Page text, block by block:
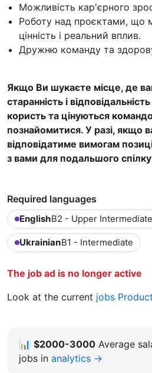
Можливість кар'єрного
Роботу над проєктами, що
цінність і реальний вплив.
Дружню команду та
Якщо Ви шукаєте місце, де
старанність і
користь та цінуються
познайомитися. У разі, якщо
відповідатиме вимогам
з вами для подальшого
Required languages
EnglishB2 - Upper Intermediate
UkrainianB1 - Intermediate
The job ad is no longer active
Look at the current jobs
📊 $2000-3000 Average
jobs in analytics →